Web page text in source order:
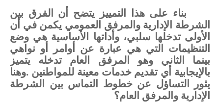
بناء على هذا التمييز يتضح أن الفرق بين
الشرطة الإدارية والمرفق العمومي يكمن في أن
الأولى تدخلها سلبي، وأداتها الأساسية هي وضع
التنظيمات
التي هي عبارة عن أوامر أو نواهي
بينما
الثاني وهو المرفق العام تدخله
يتميز
بالإيجابية أي تقديم خدمات معينة للمواطنين .وهنا
يثور
التساؤل عن خطوط التماس بين
الشرطة
الإدارية والمرفق العام؟